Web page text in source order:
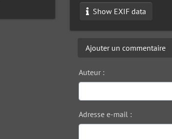
Show EXIF data
Ajouter un commentaire
Auteur :
Adresse e-mail :